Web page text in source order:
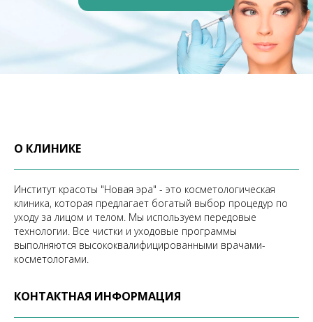
О КЛИНИКЕ
Институт красоты "Новая эра" - это косметологическая
клиника, которая предлагает богатый выбор процедур по
уходу за лицом и телом. Мы используем передовые
технологии. Все чистки и уходовые программы
выполняются высококвалифицированными врачами-
косметологами.
КОНТАКТНАЯ ИНФОРМАЦИЯ